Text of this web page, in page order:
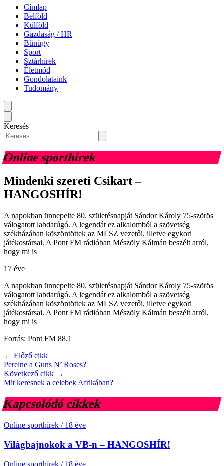
Címlap
Belföld
Külföld
Gazdaság / HR
Bűnügy
Sport
Sztárhírek
Életmód
Gondolataink
Tudomány
Keresés
Online sporthírek
Mindenki szereti Csikart –
HANGOSHÍR!
A napokban ünnepelte 80. születésnapját Sándor Károly 75-szörös
válogatott labdarúgó. A legendát ez alkalomból a szövetség
székházában köszöntöttek az MLSZ vezetői, illetve egykori
játékostársai. A Pont FM rádióban Mészöly Kálmán beszélt arról,
hogy mi is
17 éve
A napokban ünnepelte 80. születésnapját Sándor Károly 75-szörös
válogatott labdarúgó. A legendát ez alkalomból a szövetség
székházában köszöntöttek az MLSZ vezetői, illetve egykori
játékostársai. A Pont FM rádióban Mészöly Kálmán beszélt arról,
hogy mi is
Forrás: Pont FM 88.1
← Előző cikk
Perelne a Guns N’ Roses?
Következő cikk →
Mit keresnek a celebek Afrikában?
Kapcsolódó cikkek
Online sporthírek / 18 éve
Világbajnokok a VB-n – HANGOSHÍR!
Online sporthírek / 18 éve